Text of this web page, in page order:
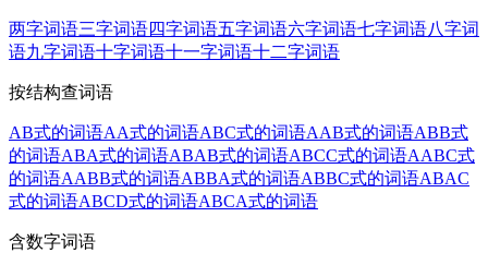
两字词语三字词语四字词语五字词语六字词语七字词语八字词
语九字词语十字词语十一字词语十二字词语
按结构查词语
AB式的词语AA式的词语ABC式的词语AAB式的词语ABB式
的词语ABA式的词语ABAB式的词语ABCC式的词语AABC式
的词语AABB式的词语ABBA式的词语ABBC式的词语ABAC
式的词语ABCD式的词语ABCA式的词语
含数字词语